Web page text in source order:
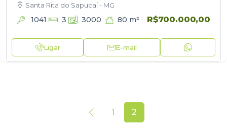
Santa Rita do Sapucaí - MG
1041 3 3000 80 m² R$700.000,00
Ligar E-mail
1 2